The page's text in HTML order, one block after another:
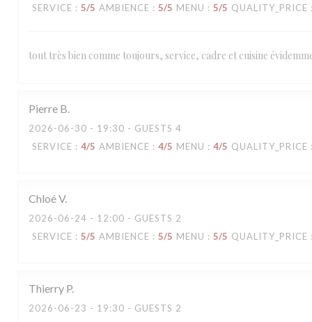
SERVICE : 5/5 AMBIENCE : 5/5 MENU : 5/5 QUALITY_PRICE
tout très bien comme toujours, service, cadre et cuisine
Pierre B
2026-06-30 - 19:30 - GUESTS 4
SERVICE : 4/5 AMBIENCE : 4/5 MENU : 4/5 QUALITY_PRICE
ChloéV
2026-06-24 - 12:00 - GUESTS 2
SERVICE : 5/5 AMBIENCE : 5/5 MENU : 5/5 QUALITY_PRICE
Thierry P
2026-06-23 - 19:30 - GUESTS 2